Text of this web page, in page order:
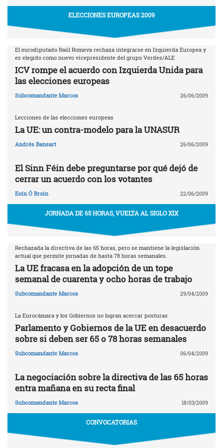
ELECCIONES EUROPEAS 2009
El eurodiputado Raül Romeva rechaza integrarse en Izquierda Europea y
es elegido como nuevo vicepresidente del grupo Verdes/ALE
ICV rompe el acuerdo con Izquierda Unida para
las elecciones europeas
Subcomandante Marcos 26/06/2009
Lecciones de las elecciones europeas
La UE: un contra-modelo para la UNASUR
Andrés Bansart 26/06/2009
El Sinn Féin debe preguntarse por qué dejó de
cerrar un acuerdo con los votantes
Eoin Ó Broin 22/06/2009
JORNADA DE 65 HORAS, VUELTA AL SIGLO XIX
Rechazada la directiva de las 65 horas, pero se mantiene la legislación
actual que permite jornadas de hasta 78 horas semanales.
La UE fracasa en la adopción de un tope
semanal de cuarenta y ocho horas de trabajo
Subcomandante Marcos 29/04/2009
La Eurocámara y los Gobiernos no logran acercar posturas
Parlamento y Gobiernos de la UE en desacuerdo
sobre si deben ser 65 o 78 horas semanales
Subcomandante Marcos 06/04/2009
La negociación sobre la directiva de las 65 horas
entra mañana en su recta final
Subcomandante Marcos 18/03/2009
CONVOCATORIAS